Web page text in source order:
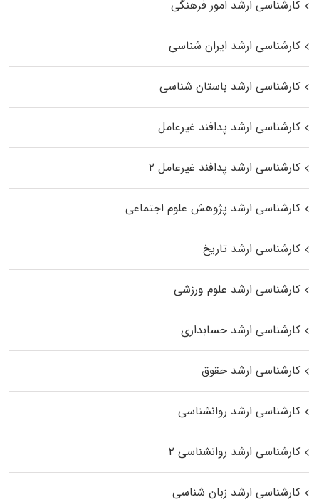
کارشناسی ارشد امور فرهنگی
کارشناسی ارشد ایران شناسی
کارشناسی ارشد باستان شناسی
کارشناسی ارشد پدافند غیرعامل
کارشناسی ارشد پدافند غیرعامل ۲
کارشناسی ارشد پژوهش علوم اجتماعی
کارشناسی ارشد تاریخ
کارشناسی ارشد علوم ورزشی
کارشناسی ارشد حسابداری
کارشناسی ارشد حقوق
کارشناسی ارشد روانشناسی
کارشناسی ارشد روانشناسی ۲
کارشناسی ارشد زبان شناسی